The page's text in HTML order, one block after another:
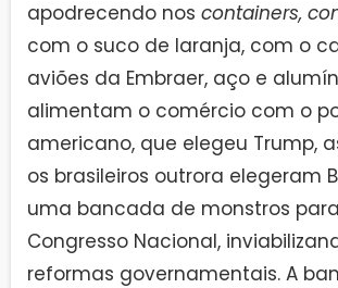
apodrecendo nos containers,
com o suco de laranja, com o
aviões da Embraer, aço e
alimentam o comércio com o
americano, que elegeu Trump,
os brasileiros outrora elegeram
uma bancada de monstros
Congresso Nacional,
reformas governamentais. A